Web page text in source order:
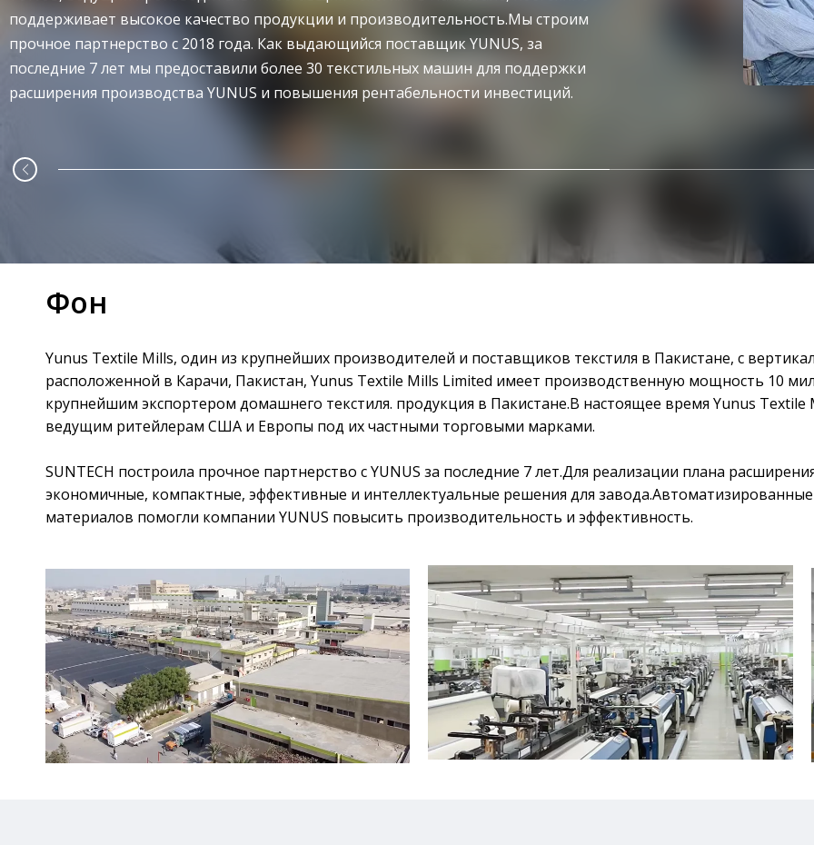
поддерживает высокое качество продукции и производительность.Мы строим
прочное партнерство с 2018 года. Как выдающийся поставщик YUNUS, за
последние 7 лет мы предоставили более 30 текстильных машин для поддержки
расширения производства YUNUS и повышения рентабельности инвестиций.
Фон
Yunus Textile Mills, один из крупнейших производителей и поставщиков текстиля в Пакистане, с
расположенной в Карачи, Пакистан, Yunus Textile Mills Limited имеет производственную мощность 10
крупнейшим экспортером домашнего текстиля. продукция в Пакистане.В настоящее время Yunus
ведущим ритейлерам США и Европы под их частными торговыми марками.
SUNTECH построила прочное партнерство с YUNUS за последние 7 лет.Для реализации плана
экономичные, компактные, эффективные и интеллектуальные решения для
материалов помогли компании YUNUS повысить производительность и эффективность.